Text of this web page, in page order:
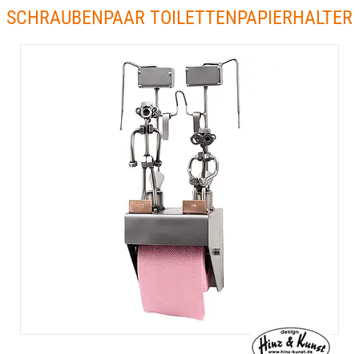
SCHRAUBENPAAR TOILETTENPAPIERHALTER